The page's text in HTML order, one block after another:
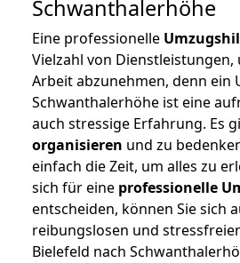
Schwanthalerhöhe
Eine professionelle
Vielzahl von Dienstleistungen,
Arbeit abzunehmen, denn ein
Schwanthalerhöhe ist eine
auch stressige Erfahrung. Es
organisieren und zu
einfach die Zeit, um alles zu
sich für eine professionelle
entscheiden, können Sie sich
reibungslosen und
Bielefeld nach